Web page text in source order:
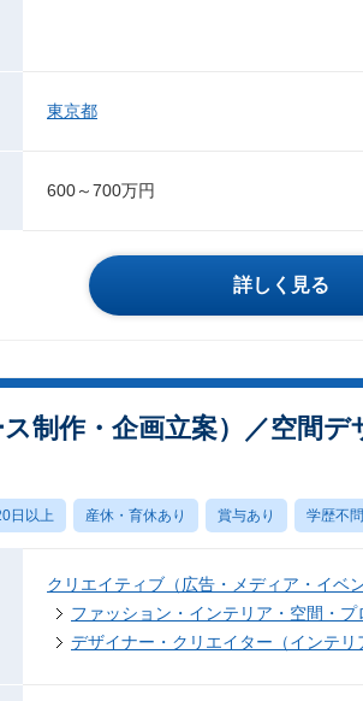
東京都
600～700万円
詳しく見る
制作・企画立案）／空間デ
日以上 産休・育休あり 賞与あり 学歴不問
クリエイティブ（広告・メディア・イベ
ファッション・インテリア・空間・プ
デザイナー・クリエイター（インテリ